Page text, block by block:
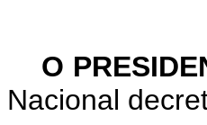
O
Nacional